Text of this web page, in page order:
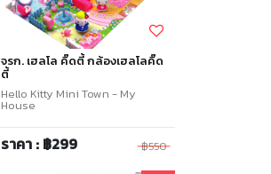
จรก. เฮลโล คิ๊ดตี้ กล้องเฮลโลคิ๊ด
ตี้
Hello Kitty Mini Town - My
House
ราคา : ฿299 ฿550